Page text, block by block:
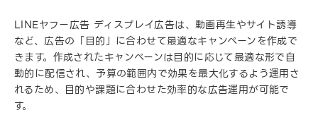
LINEヤフー広告 ディスプレイ広告は、動画再生やサイト誘導
など、広告の「目的」に合わせて最適なキャンペーンを作成で
きます。作成されたキャンペーンは目的に応じて最適な形で自
動的に配信され、予算の範囲内で効果を最大化するよう運用さ
れるため、目的や課題に合わせた効率的な広告運用が可能で
す。